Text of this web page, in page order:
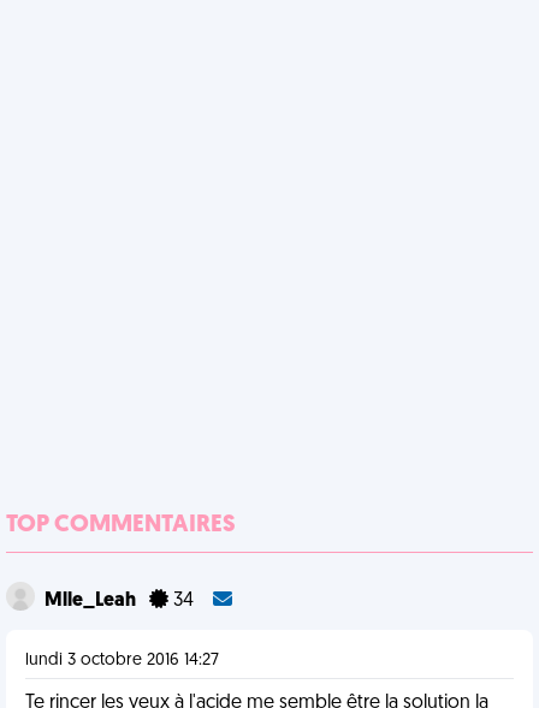
TOP COMMENTAIRES
Mlle_Leah 34
lundi 3 octobre 2016 14:27
Te rincer les yeux à l'acide me semble être la solution la